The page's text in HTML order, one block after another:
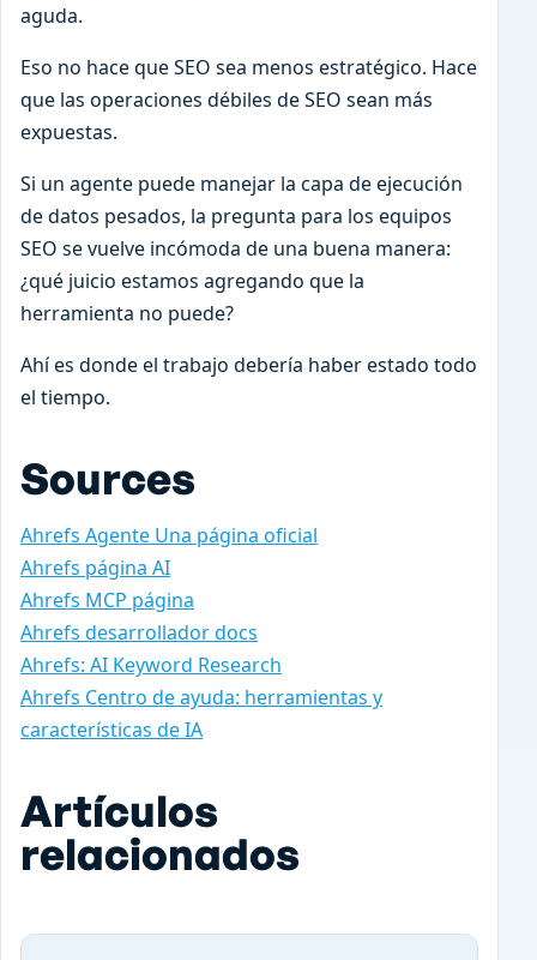
aguda.
Eso no hace que SEO sea menos estratégico. Hace
que las operaciones débiles de SEO sean más
expuestas.
Si un agente puede manejar la capa de ejecución
de datos pesados, la pregunta para los equipos
SEO se vuelve incómoda de una buena manera:
¿qué juicio estamos agregando que la
herramienta no puede?
Ahí es donde el trabajo debería haber estado todo
el tiempo.
Sources
Ahrefs Agente Una página oficial
Ahrefs página AI
Ahrefs MCP página
Ahrefs desarrollador docs
Ahrefs: AI Keyword Research
Ahrefs Centro de ayuda: herramientas y
características de IA
Artículos
relacionados